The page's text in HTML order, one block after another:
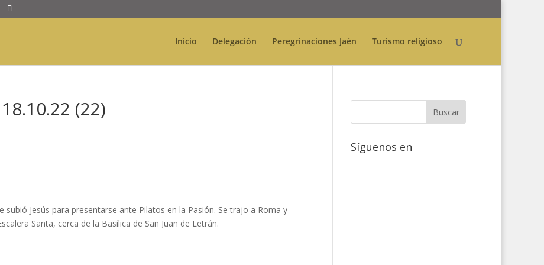
Inicio Delegación Peregrinaciones Jaén Turismo religioso
(22)
subió Jesús para presentarse ante Pilatos en la Pasión. Se trajo a Roma y
Santa, cerca de la Basílica de San Juan de Letrán.
Síguenos en